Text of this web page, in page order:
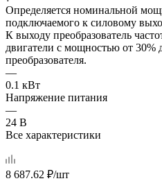
Определяется номинальной
подключаемого к силовому
К выходу преобразователь
двигатели с мощностью от 30%
преобразователя.
—
0.1 кВт
Напряжение питания
—
24 В
Все характеристики
8 687.62 ₽/шт